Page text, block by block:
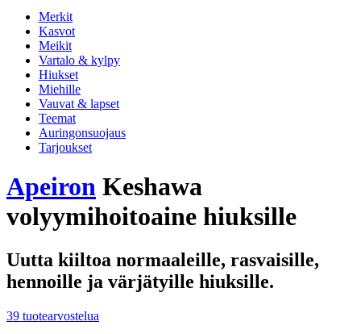
Merkit
Kasvot
Meikit
Vartalo & kylpy
Hiukset
Miehille
Vauvat & lapset
Teemat
Auringonsuojaus
Tarjoukset
Apeiron Keshawa
volyymihoitoaine hiuksille
Uutta kiiltoa normaaleille, rasvaisille,
hennoille ja värjätyille hiuksille.
39 tuotearvostelua